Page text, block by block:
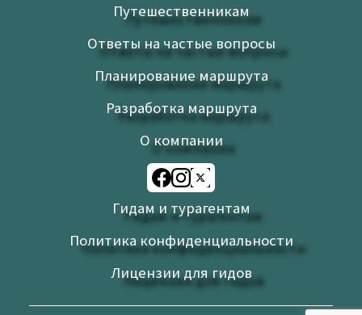
Путешественникам
Ответы на частые вопросы
Планирование маршрута
Разработка маршрута
О компании
Гидам и турагентам
Политика конфиденциальности
Лицензии для гидов